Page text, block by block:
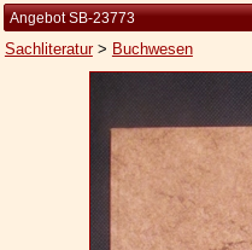
Kleine Kulturgeschichte
Die Brockhaus Auflagen
Angebot SB-23773
Sachliteratur> Buchwesen